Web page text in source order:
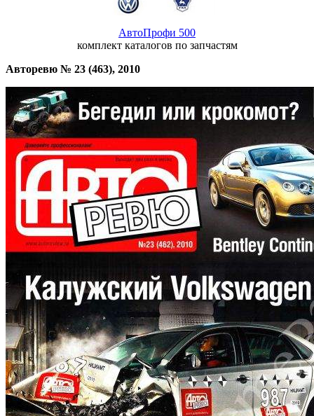
АвтоПрофи 500
комплект каталогов по запчастям
Авторевю № 23 (463), 2010